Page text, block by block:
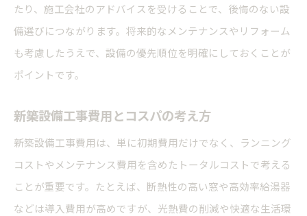
たり、施工会社のアドバイスを受けることで、後悔のない設
備選びにつながります。将来的なメンテナンスやリフォーム
も考慮したうえで、設備の優先順位を明確にしておくことが
ポイントです。
新築設備工事費用とコスパの考え方
新築設備工事費用は、単に初期費用だけでなく、ランニング
コストやメンテナンス費用を含めたトータルコストで考える
ことが重要です。たとえば、断熱性の高い窓や高効率給湯器
などは導入費用が高めですが、光熱費の削減や快適な生活環